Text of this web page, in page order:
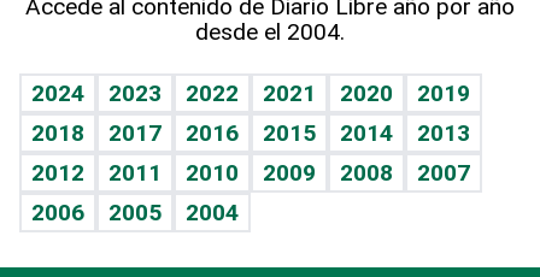
Vida y familia
Eñe
Celebrando la vida
Sin complejos
TBT Deportivo
Guía del dinero
Horóscopos
Crucigramas
Accede al contenido de Diario Libre año por año
desde el 2004.
2024 2023 2022 2021 2020
2019
2018
2017 2016 2015 2014
2013
2012
2011 2010 2009 2008
2007
2006
2005 2004